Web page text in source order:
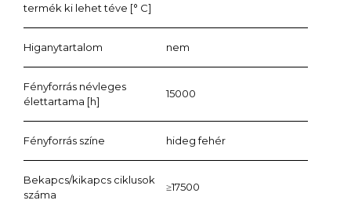
termék ki lehet téve [° C]
Higanytartalom nem
Fényforrás névleges
élettartama [h]
15000
Fényforrás színe hideg fehér
Bekapcs/kikapcs ciklusok
száma
≥17500